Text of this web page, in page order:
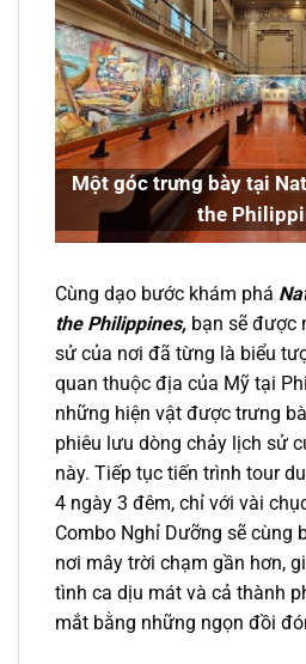
Một góc trưng bày tại
the
Cùng dạo bước khám phá
the Philippines, bạn sẽ được
sử của nơi đã từng là biểu
quan thuộc địa của Mỹ tại
những hiện vật được trưng
phiêu lưu dòng chảy lịch sử
này. Tiếp tục tiến trình tour
4 ngày 3 đêm, chỉ với vài
Combo Nghỉ Dưỡng sẽ cùng
nơi mây trời chạm gần hơn,
tình ca dịu mát và cả thành
mắt bằng những ngọn đồi